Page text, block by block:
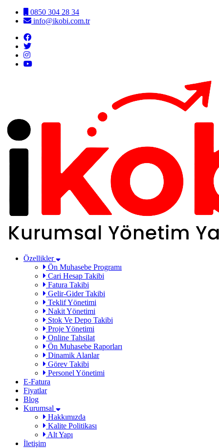
0850 304 28 34
info@ikobi.com.tr
Özellikler
Ön Muhasebe Programı
Cari Hesap Takibi
Fatura Takibi
Gelir-Gider Takibi
Teklif Yönetimi
Nakit Yönetimi
Stok Ve Depo Takibi
Proje Yönetimi
Online Tahsilat
Ön Muhasebe Raporları
Dinamik Alanlar
Görev Takibi
Personel Yönetimi
E-Fatura
Fiyatlar
Blog
Kurumsal
Hakkımızda
Kalite Politikası
Alt Yapı
İletişim